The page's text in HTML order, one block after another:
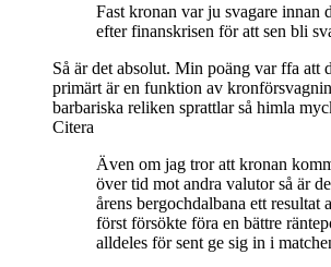
Fast kronan var ju svagare innan
efter finanskrisen för att sen bli
Så är det absolut. Min poäng var ffa att
primärt är en funktion av
barbariska reliken sprattlar så himla
Citera
Även om jag tror att kronan
över tid mot andra valutor så är
årens bergochdalbana ett resultat
först försökte föra en bättre
alldeles för sent ge sig in i